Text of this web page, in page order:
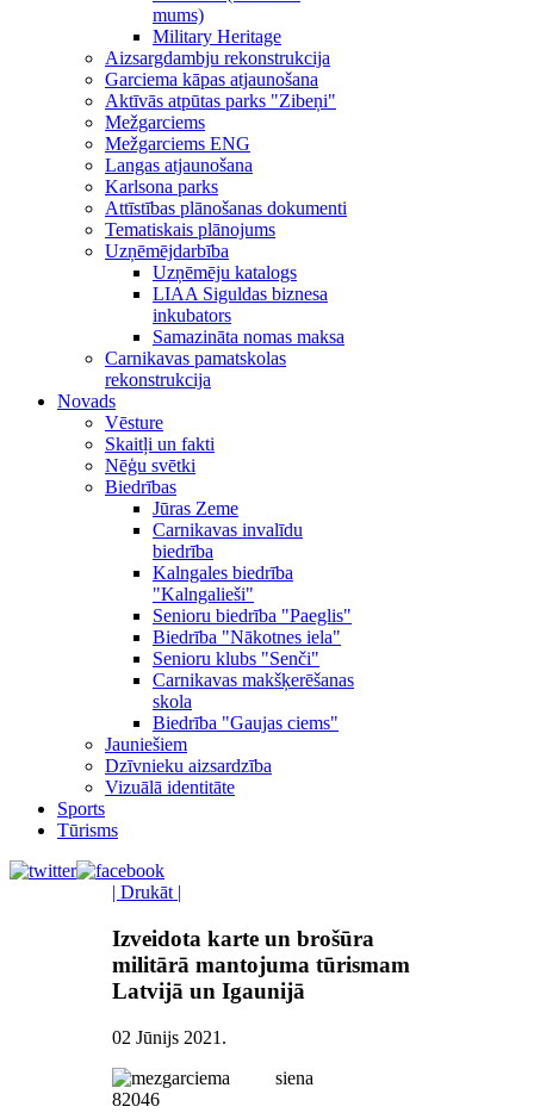
mums)
Military Heritage
Aizsargdambju rekonstrukcija
Garciema kāpas atjaunošana
Aktīvās atpūtas parks "Zibeņi"
Mežgarciems
Mežgarciems ENG
Langas atjaunošana
Karlsona parks
Attīstības plānošanas dokumenti
Tematiskais plānojums
Uzņēmējdarbība
Uzņēmēju katalogs
LIAA Siguldas biznesa
inkubators
Samazināta nomas maksa
Carnikavas pamatskolas
rekonstrukcija
Novads
Vēsture
Skaitļi un fakti
Nēģu svētki
Biedrības
Jūras Zeme
Carnikavas invalīdu
biedrība
Kalngales biedrība
"Kalngalieši"
Senioru biedrība "Paeglis"
Biedrība "Nākotnes iela"
Senioru klubs "Senči"
Carnikavas makšķerēšanas
skola
Biedrība "Gaujas ciems"
Jauniešiem
Dzīvnieku aizsardzība
Vizuālā identitāte
Sports
Tūrisms
| Drukāt |
Izveidota karte un brošūra
militārā mantojuma tūrismam
Latvijā un Igaunijā
02 Jūnijs 2021 .